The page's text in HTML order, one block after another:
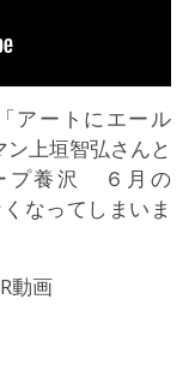
アートにエール
上垣智弘さんと
プ養沢 ６月の
なってしまいま
動画